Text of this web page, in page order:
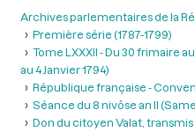
Archives parlementaires de la
Première série (1787-1799)
Tome LXXXII - Du 30 frimaire
au 4 Janvier 1794)
République française -
Séance du 8 nivôse an II
Don du citoyen Valat,